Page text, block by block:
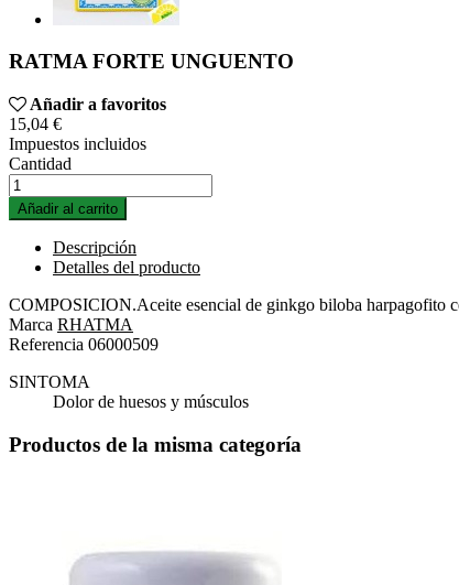
RATMA FORTE UNGUENTO
Añadir a favoritos
15,04 €
Impuestos incluidos
Cantidad
Añadir al carrito
Descripción
Detalles del producto
COMPOSICION.Aceite esencial de ginkgo biloba harpagofito
Marca RHATMA
Referencia 06000509
SINTOMA
Dolor de huesos y músculos
Productos de la misma categoría